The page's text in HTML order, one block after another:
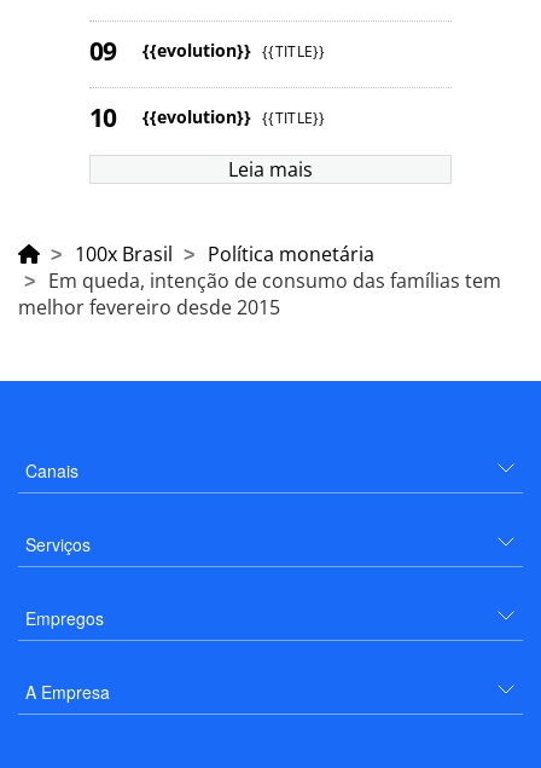
{{evolution}} {{TITLE}}
{{evolution}} {{TITLE}}
Leia mais
100x Brasil
Política monetária
Em queda, intenção de consumo das famílias tem
melhor fevereiro desde 2015
Canais
Serviços
Empregos
A Empresa